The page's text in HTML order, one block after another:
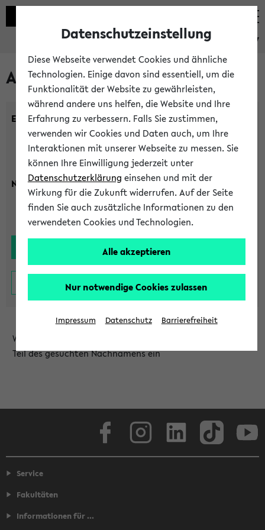
eKVV
Alle Lehrenden
Einrichtung:
Nachname:
Wählen Sie die Einrichtung aus und/oder geben Sie einen
Teil des gesuchten Nachnamens ein
Service
Fakultäten
Informationen für ...
Datenschutzeinstellung
Diese Webseite verwendet Cookies und ähnliche
Technologien. Einige davon sind essentiell, um die
Funktionalität der Website zu gewährleisten,
während andere uns helfen, die Website und Ihre
Erfahrung zu verbessern. Falls Sie zustimmen,
verwenden wir Cookies und Daten auch, um Ihre
Interaktionen mit unserer Webseite zu messen. Sie
können Ihre Einwilligung jederzeit unter
Datenschutzerklärung einsehen und mit der
Wirkung für die Zukunft widerrufen. Auf der Seite
finden Sie auch zusätzliche Informationen zu den
verwendeten Cookies und Technologien.
Alle akzeptieren
Nur notwendige Cookies zulassen
Impressum Datenschutz Barrierefreiheit